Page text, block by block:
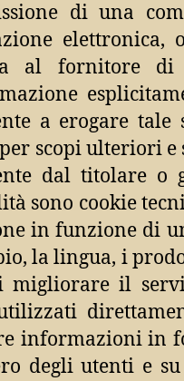
di una
elettronica,
al fornitore
a erogare tale
scopi ulteriori
dal titolare o
sono cookie
in funzione di
la lingua, i
il
informazioni in
degli utenti e